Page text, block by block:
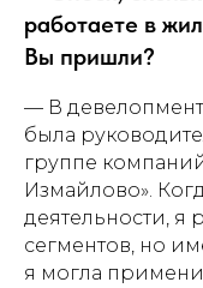
работаете в
Вы пришли?
— В
была
группе
Измайлово».
деятельности, я
сегментов, но
я могла